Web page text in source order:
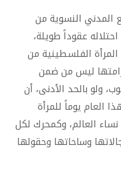
المدني النسوية من
عقوداً طويلة،
الفلسطينية من
ليس من ضمن
ولو بالحد الأدنى، أن
العام يوماً للمرأة
العالم، وكمحرك لكل
وساحاتها وحقولها